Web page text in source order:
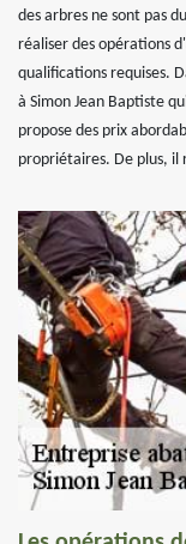
des arbres ne sont pas
réaliser des opérations
qualifications requises.
à Simon Jean Baptiste
propose des prix
propriétaires. De plus, il